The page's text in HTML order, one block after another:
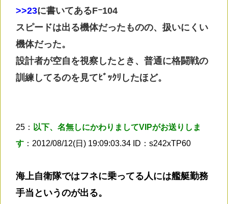
>>23に書いてあるFｰ104
スピードは出る機体だったものの、扱いにくい
機体だった。
設計者が空自を視察したとき、普通に格闘戦の
訓練してるのを見てﾋﾞｯｸﾘしたほど。
25： 以下、名無しにかわりましてVIPがお送りしま
す ：2012/08/12(日) 19:09:03.34 ID：s242xTP60
海上自衛隊ではフネに乗ってる人には艦艇勤務
手当というのが出る。